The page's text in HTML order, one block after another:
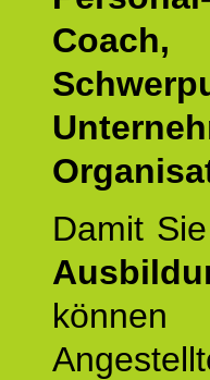
Damit